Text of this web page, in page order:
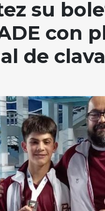
su
con
de